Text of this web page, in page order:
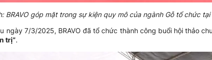
BRAVO góp mặt trong sự kiện quy mô của ngành Gỗ tổ chức tại
ngày 7/3/2025, BRAVO đã tổ chức thành công buổi hội thảo
trị”.